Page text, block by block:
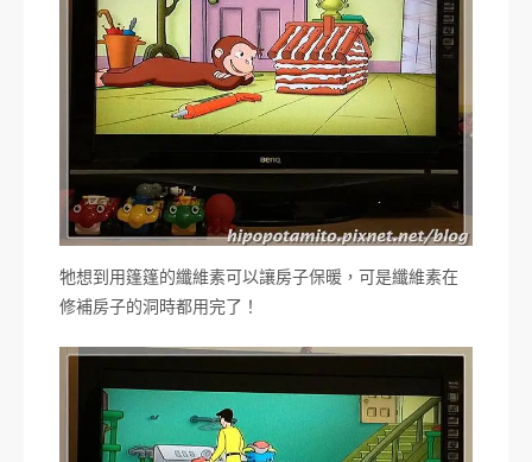
牠想到用篷篷的纖維素可以讓房子保暖，可是纖維素在
修補房子的洞時都用完了！